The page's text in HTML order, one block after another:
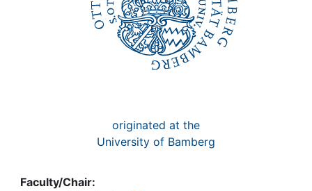
originated at the
University of Bamberg
Faculty/Chair: